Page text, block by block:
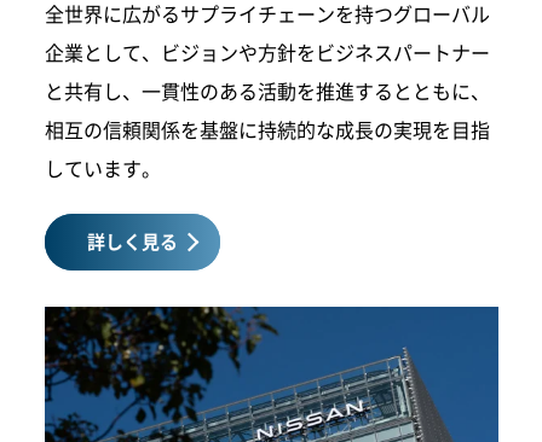
全世界に広がるサプライチェーンを持つグローバル
企業として、ビジョンや方針をビジネスパートナー
と共有し、一貫性のある活動を推進するとともに、
相互の信頼関係を基盤に持続的な成長の実現を目指
しています。
詳しく見る